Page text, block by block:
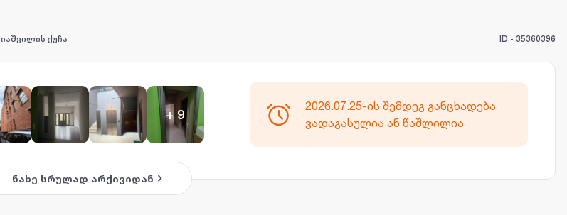
ქუჩა ID - 35360396
+ 9
2026.07.25-ის შემდეგ განცხადება
ვადაგასულია ან წაშლილია
ნახე სრულად არქივიდან